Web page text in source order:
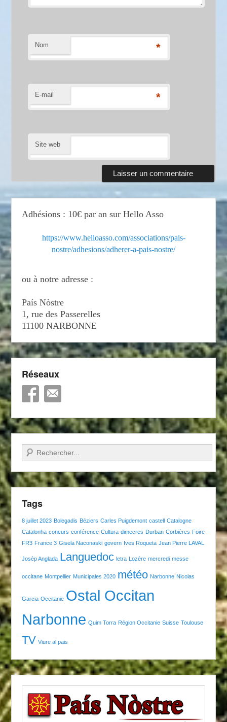
Nom *
E-mail *
Site web
Adhésions : 10€ par an sur Hello Asso
https://www.helloasso.com/associations/pais-
nostre/adhesions/adherer-a-pais-nostre/
ou à notre adresse :
País Nòstre
1, rue des Passerelles
11100 NARBONNE
Réseaux
Recherche
Tags
8 juillet 2023 Bolegadis Béziers Carles Puigdemont castell Catalogne
Catalonha concurs conférence Cultura dimecres Durban-Corbières Foire
FR3 France 3 Gisela Naconaski govern Ives Roqueta Jean Pierre LAVAL
Josèp Anglada Languedoc letra Lozère mercredi messe
occitane Montpellier Municipales 2020 météo Narbonne Nicolas
Garcia Occitanie Ostal Occitan
Narbonne Quim Torra Région Occitanie Suisse Toulouse
TV Viure al pais